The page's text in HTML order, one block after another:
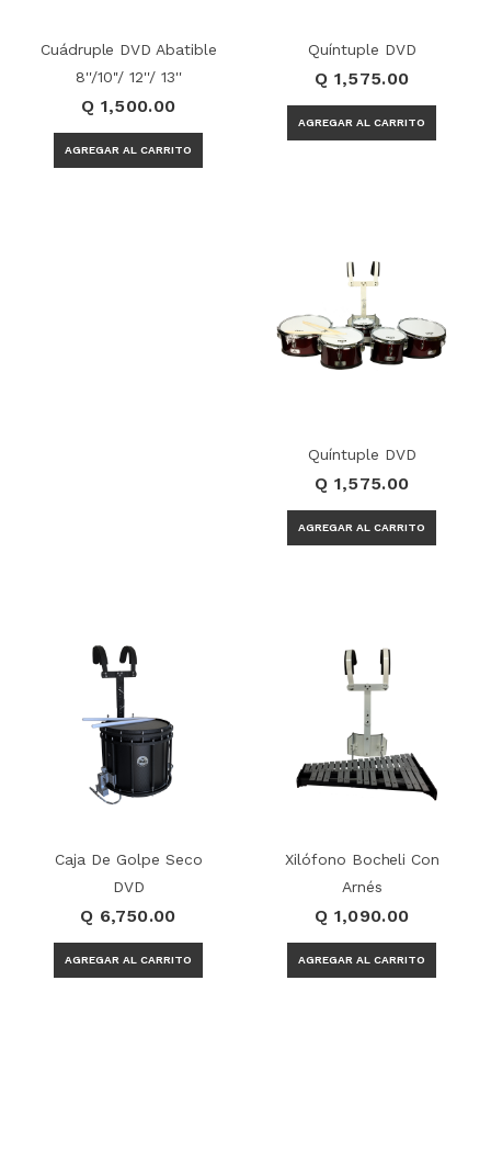
Cuádruple DVD Abatible
8''/10''/ 12''/ 13''
Q 1,500.00
Quíntuple DVD
Q 1,575.00
Quíntuple DVD
Q 1,575.00
Caja De Golpe Seco
DVD
Q 6,750.00
Xilófono Bocheli Con
Arnés
Q 1,090.00